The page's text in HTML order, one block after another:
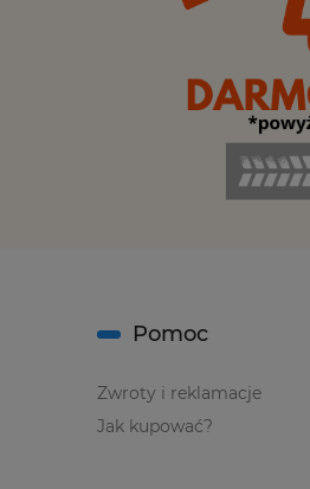
Pomoc
Zwroty i reklamacje
Jak kupować?